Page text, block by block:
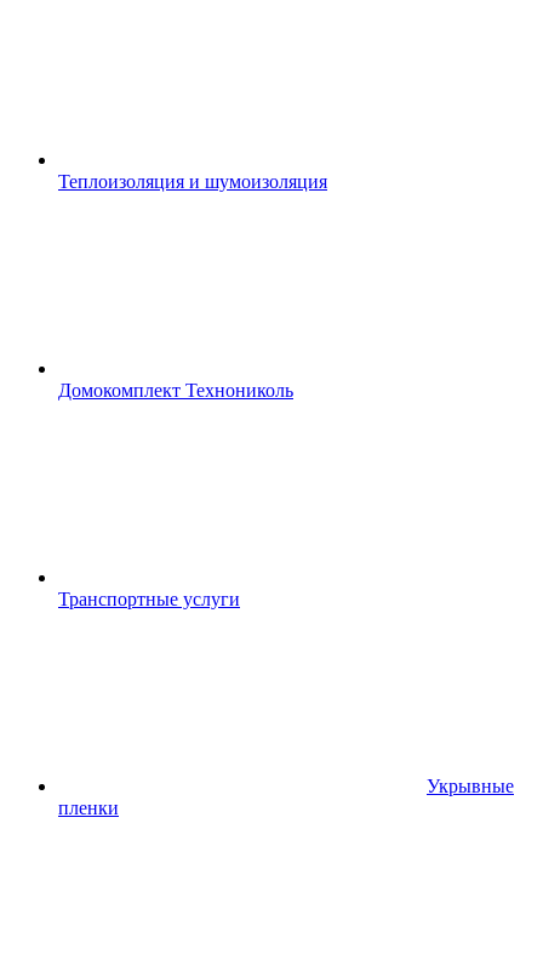
Теплоизоляция и шумоизоляция
Домокомплект Технониколь
Транспортные услуги
Укрывные
пленки